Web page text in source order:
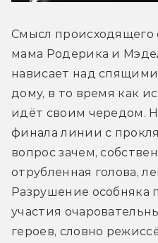
Смысл
мама Родерика и
нависает над
дому, в то время как
идёт своим чередом.
финала линии с
вопрос зачем,
отрубленная голова,
Разрушение особняка
участия
героев, словно